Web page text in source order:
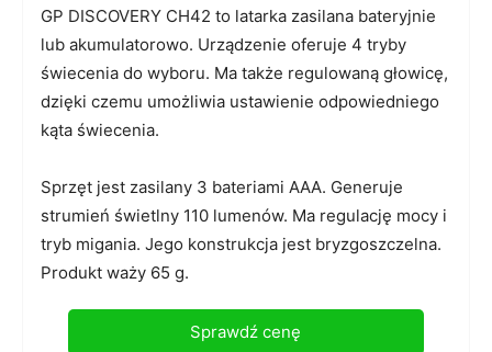
GP DISCOVERY CH42 to latarka zasilana bateryjnie
lub akumulatorowo. Urządzenie oferuje 4 tryby
świecenia do wyboru. Ma także regulowaną głowicę,
dzięki czemu umożliwia ustawienie odpowiedniego
kąta świecenia.
Sprzęt jest zasilany 3 bateriami AAA. Generuje
strumień świetlny 110 lumenów. Ma regulację mocy i
tryb migania. Jego konstrukcja jest bryzgoszczelna.
Produkt waży 65 g.
Sprawdź cenę